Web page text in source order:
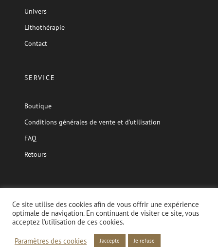
Univers
Lithothérapie
Contact
SERVICE
Boutique
Conditions générales de vente et d’utilisation
FAQ
Retours
© Copyright 2020 Cybèle Bijoux Sàrl | Created with love by
Starterland
Instagram
Email
Ce site utilise des cookies afin de vous offrir une expérience
optimale de navigation. En continuant de visiter ce site, vous
acceptez l'utilisation de ces cookies.
Paramètres des cookies J'accepte Je refuse